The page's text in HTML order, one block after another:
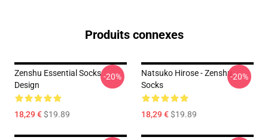
Produits connexes
Zenshu Essential Socks
Design
18,29 €$19.89
-20%
Natsuko Hirose - Zenshu
Socks
18,29 €$19.89
-20%